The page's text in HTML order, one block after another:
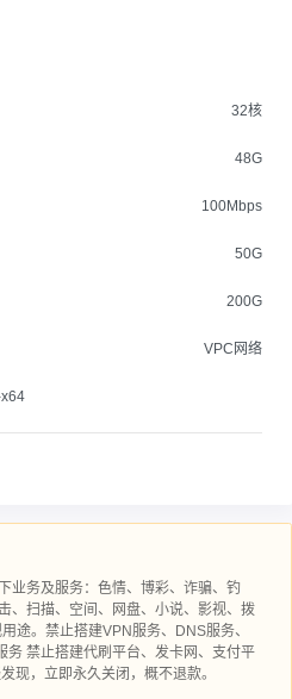
32核
48G
100Mbps
50G
200G
VPC网络
业务及服务：色情、博彩、诈骗、钓
、扫描、空间、网盘、小说、影视、拨
途。禁止搭建VPN服务、DNS服务、
务 禁止搭建代刷平台、发卡网、支付平
现，立即永久关闭，概不退款。